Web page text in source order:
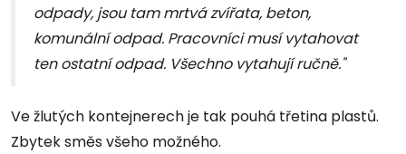
odpady, jsou tam mrtvá zvířata, beton,
komunální odpad. Pracovníci musí vytahovat
ten ostatní odpad. Všechno vytahují ručně."
Ve žlutých kontejnerech je tak pouhá třetina plastů.
Zbytek směs všeho možného.